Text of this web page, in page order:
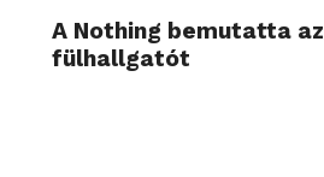
A Nothing bemutatta
fülhallgatót